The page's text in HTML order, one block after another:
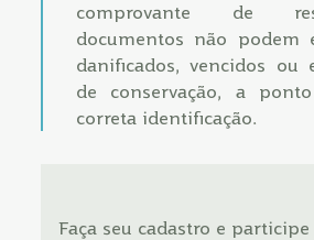
comprovante de
documentos não podem
danificados, vencidos ou
de conservação, a
correta identificação.
Faça seu cadastro e